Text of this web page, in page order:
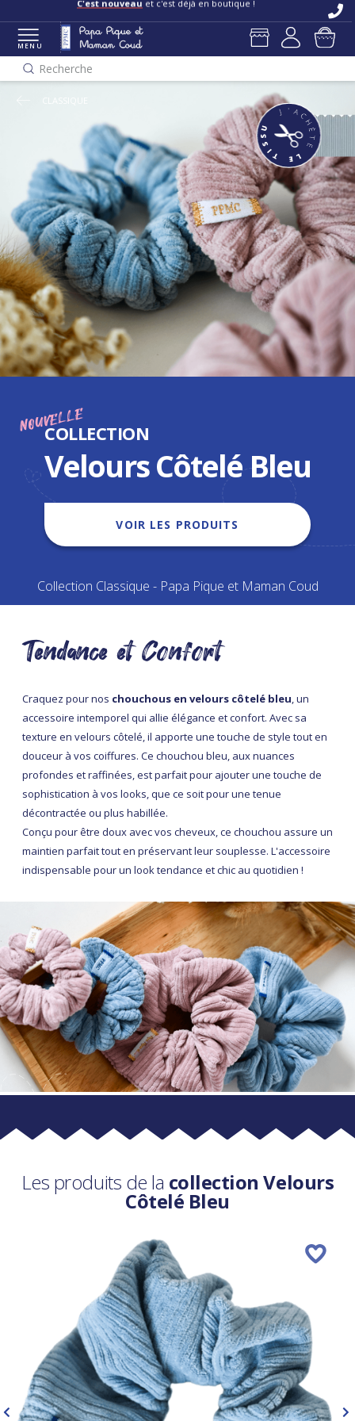
C'est nouveau et c'est déjà en boutique !
MENU
Recherche
NOUVELLE
COLLECTION
Velours Côtelé Bleu
VOIR LES PRODUITS
Collection Classique - Papa Pique et Maman Coud
Tendance et Confort
Craquez pour nos chouchous en velours côtelé bleu, un
accessoire intemporel qui allie élégance et confort. Avec sa
texture en velours côtelé, il apporte une touche de style tout en
douceur à vos coiffures. Ce chouchou bleu, aux nuances
profondes et raffinées, est parfait pour ajouter une touche de
sophistication à vos looks, que ce soit pour une tenue
décontractée ou plus habillée.
Conçu pour être doux avec vos cheveux, ce chouchou assure un
maintien parfait tout en préservant leur souplesse. L'accessoire
indispensable pour un look tendance et chic au quotidien !
Les produits de la collection Velours
Côtelé Bleu